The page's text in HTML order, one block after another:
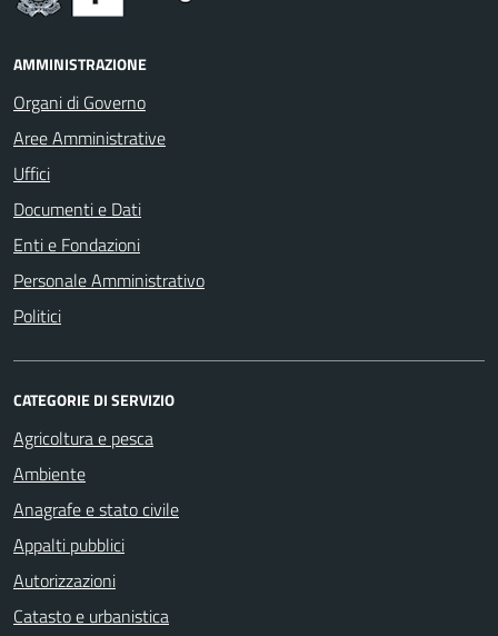
AMMINISTRAZIONE
Organi di Governo
Aree Amministrative
Uffici
Documenti e Dati
Enti e Fondazioni
Personale Amministrativo
Politici
CATEGORIE DI SERVIZIO
Agricoltura e pesca
Ambiente
Anagrafe e stato civile
Appalti pubblici
Autorizzazioni
Catasto e urbanistica